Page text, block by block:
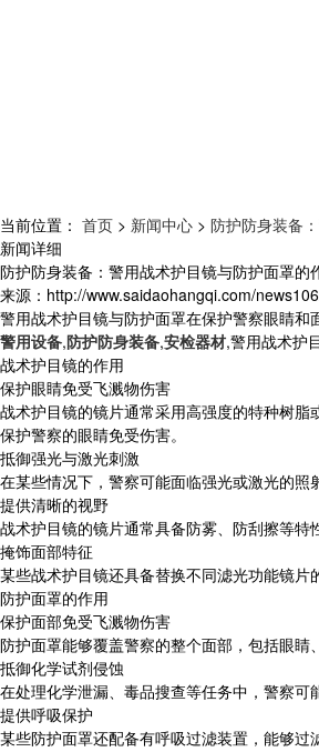
当前位置： 首页 > 新闻中心 > 防护防身装备
新闻详细
防护防身装备：警用战术护目镜与防护面罩的
来源： http://www.saidaohangqi.com/
警用战术护目镜与防护面罩在保护警察眼睛和
警用设备,防护防身装备,安检器材,警用战术护
战术护目镜的作用
保护眼睛免受飞溅物伤害
战术护目镜的镜片通常采用高强度的特种树
保护警察的眼睛免受伤害。
抵御强光与激光刺激
在某些情况下，警察可能面临强光或激光的照
提供清晰的视野
战术护目镜的镜片通常具备防雾、防刮擦等特
掩饰面部特征
某些战术护目镜还具备替换不同滤光功能镜片
防护面罩的作用
保护面部免受飞溅物伤害
防护面罩能够覆盖警察的整个面部，包括眼睛
抵御化学试剂侵蚀
在处理化学泄漏、毒品搜查等任务中，警察可
提供呼吸保护
某些防护面罩还配备有呼吸过滤装置，能够过